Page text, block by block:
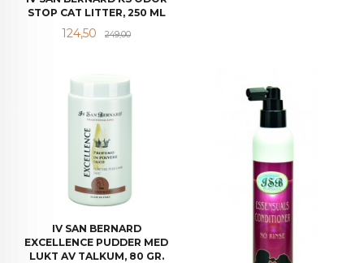
STOP CAT LITTER, 250 ML
Tilbud
124,50 249,00Rabatt
IV SAN BERNARD
EXCELLENCE PUDDER MED
LUKT AV TALKUM, 80 GR.